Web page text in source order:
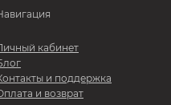
кабинет
и поддержка
и возврат